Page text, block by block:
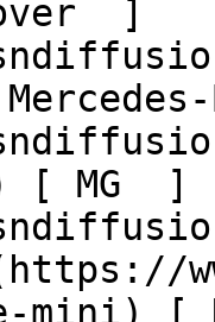
]
[ MG  ]
mini) [